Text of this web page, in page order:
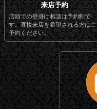
来店予約
店頭での壁掛け相談は予約制で
す。直接来店を希望される方はご
予約ください。